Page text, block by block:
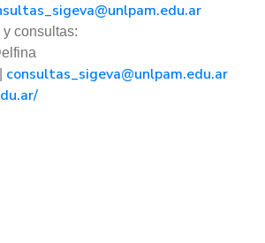
consultas:
consultas_sigeva@unlpam.edu.ar